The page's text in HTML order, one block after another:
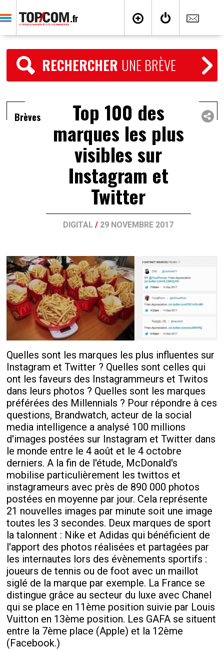
RECHERCHER UNE BRÈVE
Brèves Top 100 des
marques les plus
visibles sur
Instagram et
Twitter
DIGITAL / 29 NOVEMBRE 2017
Quelles sont les marques les plus influentes sur
Instagram et Twitter ? Quelles sont celles qui
ont les faveurs des Instagrammeurs et Twitos
dans leurs photos ? Quelles sont les marques
préférées des Millennials ? Pour répondre à ces
questions, Brandwatch, acteur de la social
media intelligence a analysé 100 millions
d'images postées sur Instagram et Twitter dans
le monde entre le 4 août et le 4 octobre
derniers. A la fin de l'étude, McDonald's
mobilise particulièrement les twittos et
instagrameurs avec près de 890 000 photos
postées en moyenne par jour. Cela représente
21 nouvelles images par minute soit une image
toutes les 3 secondes. Deux marques de sport
la talonnent : Nike et Adidas qui bénéficient de
l'apport des photos réalisées et partagées par
les internautes lors des évènements sportifs :
joueurs de tennis ou de foot avec un maillot
siglé de la marque par exemple. La France se
distingue grâce au secteur du luxe avec Chanel
qui se place en 11ème position suivie par Louis
Vuitton en 13ème position. Les GAFA se situent
entre la 7ème place (Apple) et la 12ème
(Facebook.)